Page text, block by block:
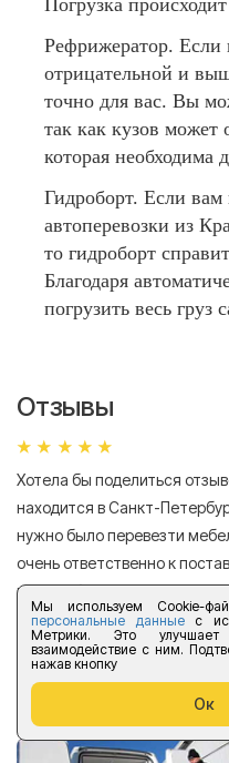
Мы используем Cookie-
персональные данныес
Метрики. Это
взаимодействие с ним.
нажав кнопку
Ок
Погрузка
Рефрижератор. Если
отрицательной и
точно для вас. Вы
так как кузов может
которая необходима
Гидроборт. Если вам
автоперевозки из
то гидроборт
Благодаря
погрузить весь груз
Отзывы
Хотела бы поделиться
находится в Санкт-
нужно было перевезти
очень ответственно к
подана быстро, цены
была перевезена
хорошем состоянии.
работу!
Елизавета Андроновна